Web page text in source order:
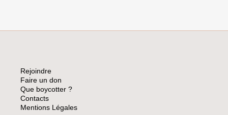
Rejoindre
Faire un don
Que boycotter ?
Contacts
Mentions Légales